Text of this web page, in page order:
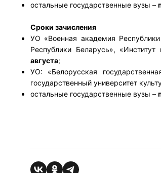
остальные государственные вузы –
Сроки зачисления
УО «Военная академия
Республики Беларусь»,
августа;
УО: «Белорусская
государственный университет
остальные государственные вузы –